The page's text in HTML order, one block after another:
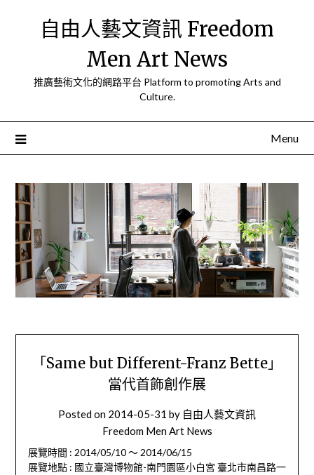
自由人藝文資訊 Freedom
Men Art News
推廣藝術文化的網路平台 Platform to promoting Arts and
Culture.
Menu
「Same but Different-Franz Bette」
當代首飾創作展
Posted on 2014-05-31 by 自由人藝文資訊
Freedom Men Art News
展覽時間 : 2014/05/10 ～ 2014/06/15
展覽地點 : 國立臺灣博物館-南門園區小白宮 臺北市南昌路一